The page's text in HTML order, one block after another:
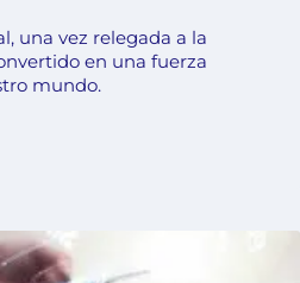
una vez relegada a la
en una fuerza
mundo.